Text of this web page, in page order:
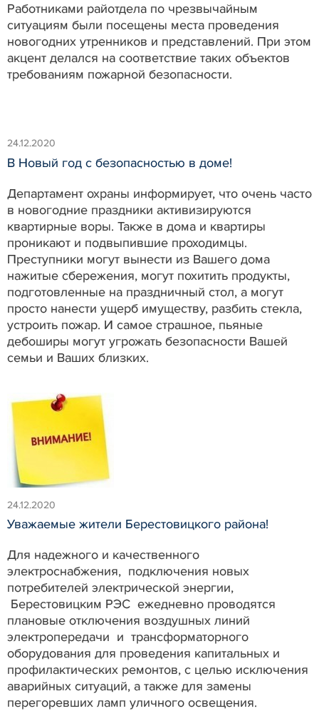
Работниками райотдела по чрезвычайным
ситуациям были посещены места проведения
новогодних утренников и представлений. При этом
акцент делался на соответствие таких объектов
требованиям пожарной безопасности.
24.12.2020
В Новый год с безопасностью в доме!
Департамент охраны информирует, что очень часто
в новогодние праздники активизируются
квартирные воры. Также в дома и квартиры
проникают и подвыпившие проходимцы.
Преступники могут вынести из Вашего дома
нажитые сбережения, могут похитить продукты,
подготовленные на праздничный стол, а могут
просто нанести ущерб имуществу, разбить стекла,
устроить пожар. И самое страшное, пьяные
дебоширы могут угрожать безопасности Вашей
семьи и Ваших близких.
24.12.2020
Уважаемые жители Берестовицкого района!
Для надежного и качественного
электроснабжения, подключения новых
потребителей электрической энергии,
Берестовицким РЭС ежедневно проводятся
плановые отключения воздушных линий
электропередачи и трансформаторного
оборудования для проведения капитальных и
профилактических ремонтов, с целью исключения
аварийных ситуаций, а также для замены
перегоревших ламп уличного освещения.